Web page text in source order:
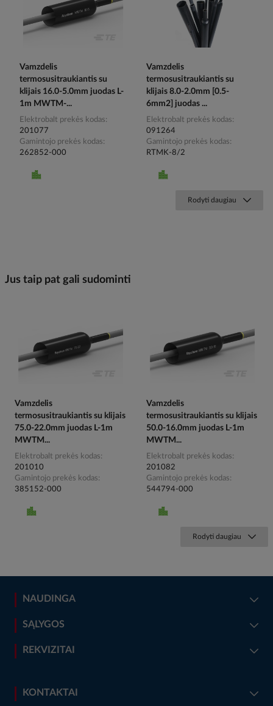
Vamzdelis
termosusitraukiantis su
klijais 16.0-5.0mm juodas L-
1m MWTM-...
Elektrobalt prekės kodas
201077
Gamintojo prekės kodas
262852-000
Vamzdelis
termosusitraukiantis su
klijais 8.0-2.0mm [0.5-
6mm2] juodas ...
Elektrobalt prekės kodas
091264
Gamintojo prekės kodas
RTMK-8/2
Rodyti daugiau
Jus taip pat gali sudominti
Vamzdelis
termosusitraukiantis su klijais
75.0-22.0mm juodas L-1m
MWTM...
Elektrobalt prekės kodas
201010
Gamintojo prekės kodas
385152-000
Vamzdelis
termosusitraukiantis su klijais
50.0-16.0mm juodas L-1m
MWTM...
Elektrobalt prekės kodas
201082
Gamintojo prekės kodas
544794-000
Rodyti daugiau
NAUDINGA
SĄLYGOS
REKVIZITAI
KONTAKTAI